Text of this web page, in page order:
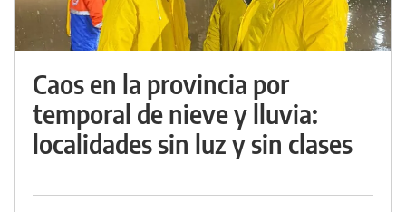
Caos en la provincia por
temporal de nieve y lluvia:
localidades sin luz y sin clases